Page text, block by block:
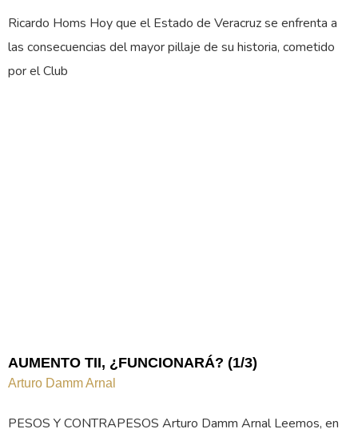
Ricardo Homs Hoy que el Estado de Veracruz se enfrenta a
las consecuencias del mayor pillaje de su historia, cometido
por el Club
AUMENTO TII, ¿FUNCIONARÁ? (1/3)
Arturo Damm Arnal
PESOS Y CONTRAPESOS Arturo Damm Arnal Leemos, en